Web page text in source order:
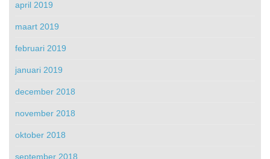
april 2019
maart 2019
februari 2019
januari 2019
december 2018
november 2018
oktober 2018
september 2018